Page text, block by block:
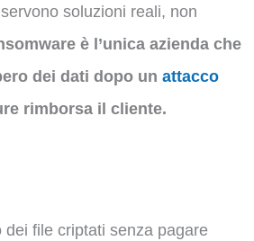
soluzioni reali, non
è l’unica azienda che
dei dati dopo un attacco
rimborsa il cliente.
dei file criptati senza pagare